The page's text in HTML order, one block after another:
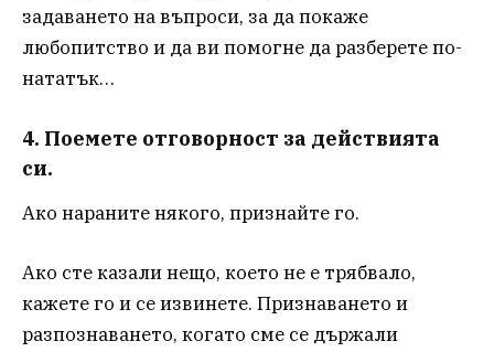
задаването на въпроси, за да покаже
любопитство и да ви помогне да разберете по-
нататък…
4. Поемете отговорност за действията
си.
Ако нараните някого, признайте го.
Ако сте казали нещо, което не е трябвало,
кажете го и се извинете. Признаването и
разпознаването, когато сме се държали